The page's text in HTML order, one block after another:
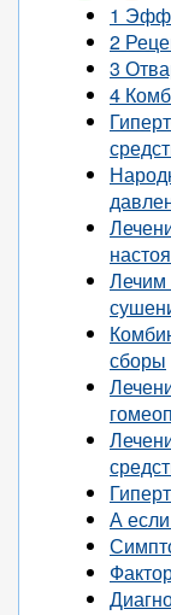
1
2
3
4
Лечим
сборы
А